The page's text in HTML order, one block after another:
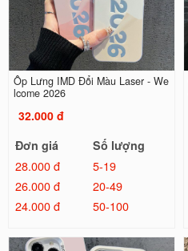
Ốp Lưng IMD Đổi Màu Laser - We
lcome 2026
32.000 đ
Đơn giá
Số lượng
28.000 đ
5-19
26.000 đ
20-49
24.000 đ
50-100